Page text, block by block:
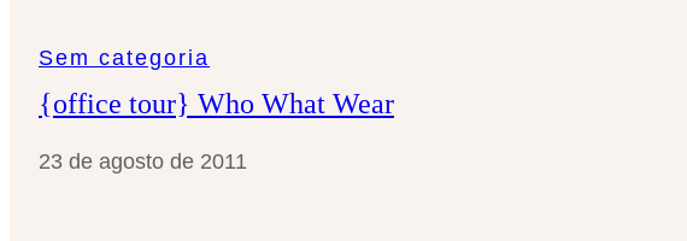
Sem categoria
{office tour} Who What Wear
23 de agosto de 2011